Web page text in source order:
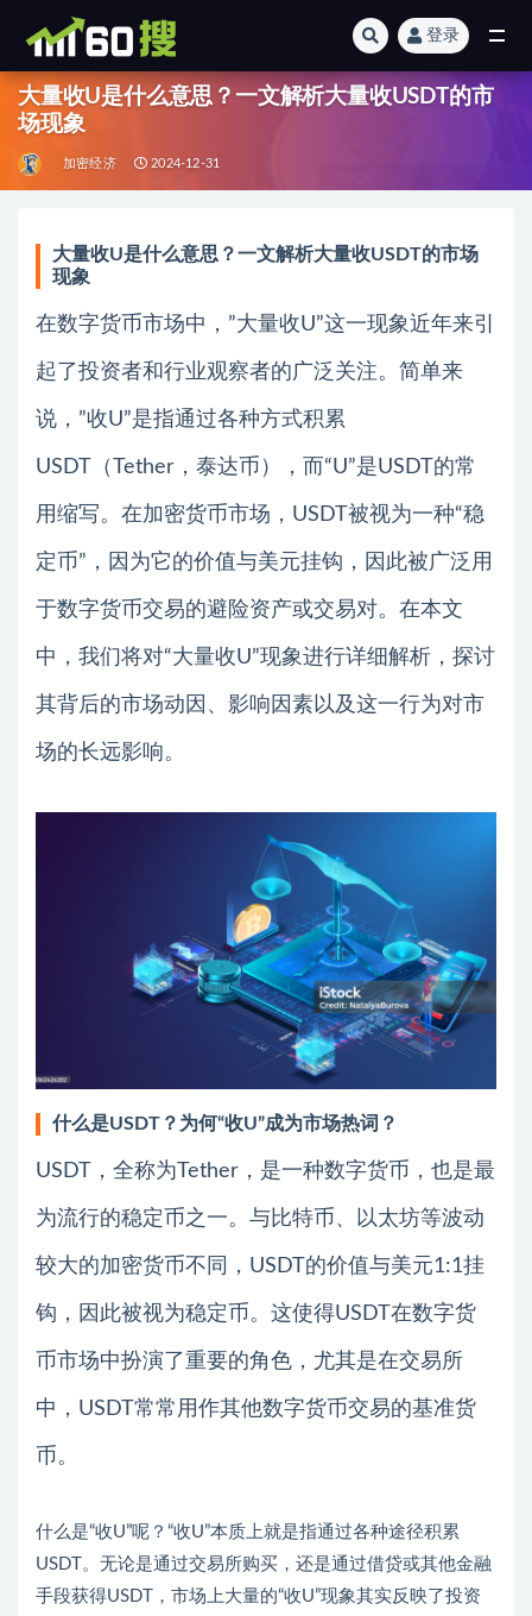
登录
大量收U是什么意思？一文解析大量收USDT的市
场现象
加密经济 2024-12-31
大量收U是什么意思？一文解析大量收USDT的市场
现象
在数字货币市场中，”大量收U”这一现象近年来引
起了投资者和行业观察者的广泛关注。简单来
说，”收U”是指通过各种方式积累
USDT（Tether，泰达币），而“U”是USDT的常
用缩写。在加密货币市场，USDT被视为一种“稳
定币”，因为它的价值与美元挂钩，因此被广泛用
于数字货币交易的避险资产或交易对。在本文
中，我们将对“大量收U”现象进行详细解析，探讨
其背后的市场动因、影响因素以及这一行为对市
场的长远影响。
什么是USDT？为何“收U”成为市场热词？
USDT，全称为Tether，是一种数字货币，也是最
为流行的稳定币之一。与比特币、以太坊等波动
较大的加密货币不同，USDT的价值与美元1:1挂
钩，因此被视为稳定币。这使得USDT在数字货
币市场中扮演了重要的角色，尤其是在交易所
中，USDT常常用作其他数字货币交易的基准货
币。
什么是“收U”呢？“收U”本质上就是指通过各种途径积累
USDT。无论是通过交易所购买，还是通过借贷或其他金融
手段获得USDT，市场上大量的“收U”现象其实反映了投资